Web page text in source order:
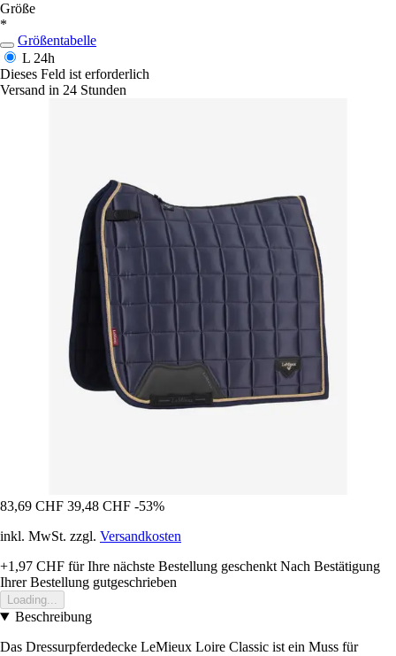
Größe
*
Größentabelle
L 24h
Dieses Feld ist erforderlich
Versand in 24 Stunden
83,69 CHF 39,48 CHF -53%
inkl. MwSt. zzgl. Versandkosten
+1,97 CHF für Ihre nächste Bestellung geschenkt Nach Bestätigung
Ihrer Bestellung gutgeschrieben
Loading...
Beschreibung
Das Dressurpferdedecke LeMieux Loire Classic ist ein Muss für